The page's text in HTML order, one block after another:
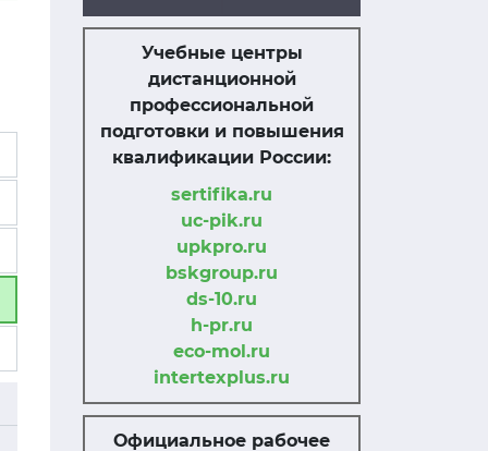
Учебные центры
дистанционной
профессиональной
подготовки и повышения
квалификации России:
sertifika.ru
uc-pik.ru
upkpro.ru
bskgroup.ru
ds-10.ru
h-pr.ru
eco-mol.ru
intertexplus.ru
Официальное рабочее